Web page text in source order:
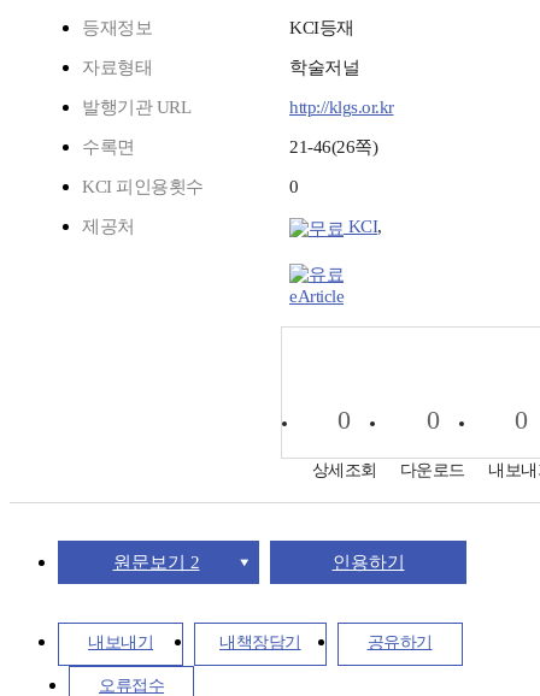
등재정보 KCI등재
자료형태 학술저널
발행기관 URL http://klgs.or.kr
수록면 21-46(26쪽)
KCI 피인용횟수 0
제공처 KCI,
eArticle
0
상세조회
0
다운로드
0
내보
원문보기 2 인용하기
내보내기 내책장담기 공유하기
오류접수